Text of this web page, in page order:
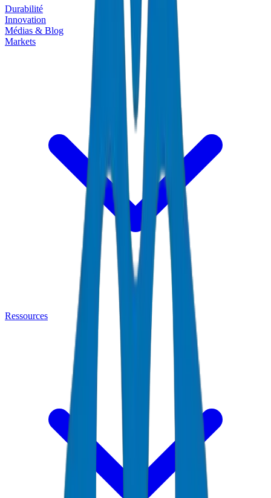
Durabilité
Innovation
Médias & Blog
Markets
Ressources